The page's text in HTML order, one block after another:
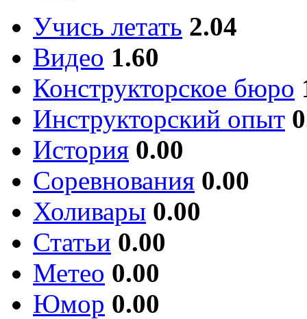
Учись летать 2.04
Видео 1.60
Конструкторское бюро
Инструкторский опыт
История 0.00
Соревнования 0.00
Холивары 0.00
Статьи 0.00
Метео 0.00
Юмор 0.00